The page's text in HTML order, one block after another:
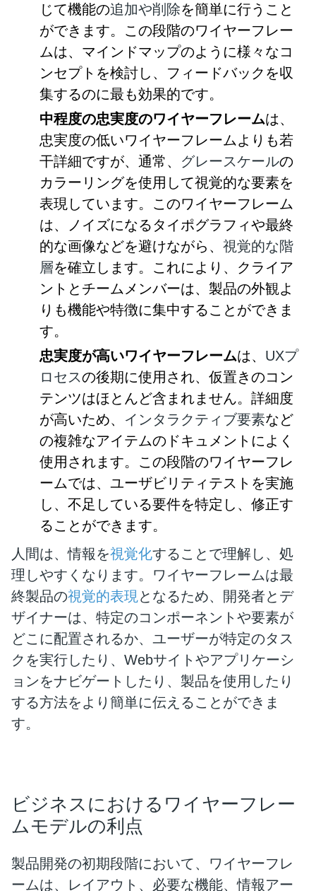
じて機能の追加や削除を簡単に行うこと
ができます。この段階のワイヤーフレー
ムは、マインドマップのように様々なコ
ンセプトを検討し、フィードバックを収
集するのに最も効果的です。
中程度の忠実度のワイヤーフレームは、
忠実度の低いワイヤーフレームよりも若
干詳細ですが、通常、 グレースケールの
カラーリングを使用して視覚的な要素を
表現しています。このワイヤーフレーム
は、ノイズになるタイポグラフィや最終
的な画像などを避けながら、 視覚的な階
層を確立します。これにより、クライア
ントとチームメンバーは、製品の外観よ
りも機能や特徴に集中することができま
す。
忠実度が高いワイヤーフレームは、 UXプ
ロセスの後期に使用され、仮置きのコン
テンツはほとんど含まれません。詳細度
が高いため、 インタラクティブ要素など
の複雑なアイテムのドキュメントによく
使用されます。この段階のワイヤーフレ
ームでは、ユーザビリティテストを実施
し、不足している要件を特定し、修正す
ることができます。
人間は、情報を視覚化することで理解し、処
理しやすくなります。ワイヤーフレームは最
終製品の視覚的表現となるため、開発者とデ
ザイナーは、特定のコンポーネントや要素が
どこに配置されるか、ユーザーが特定のタス
クを実行したり、Webサイトやアプリケーシ
ョンをナビゲートしたり、製品を使用したり
する方法をより簡単に伝えることができま
す。
ビジネスにおけるワイヤーフレー
ムモデルの利点
製品開発の初期段階において、ワイヤーフレ
ームは、レイアウト、必要な機能、情報アー